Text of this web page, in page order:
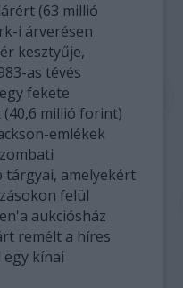
(63 millió
i árverésen
kesztyűje,
as tévés
fekete
millió forint)
emlékek
tárgyai, amelyekért
felül
aukciósház
remélt a híres
kínai